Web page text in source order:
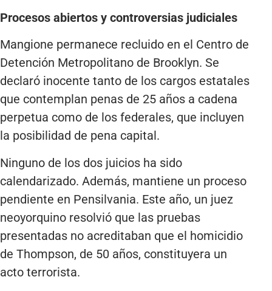
Procesos abiertos y controversias judiciales
Mangione permanece recluido en el Centro de
Detención Metropolitano de Brooklyn. Se
declaró inocente tanto de los cargos estatales
que contemplan penas de 25 años a cadena
perpetua como de los federales, que incluyen
la posibilidad de pena capital.
Ninguno de los dos juicios ha sido
calendarizado. Además, mantiene un proceso
pendiente en Pensilvania. Este año, un juez
neoyorquino resolvió que las pruebas
presentadas no acreditaban que el homicidio
de Thompson, de 50 años, constituyera un
acto terrorista.